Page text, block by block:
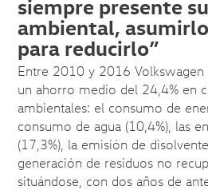
siempre presente
ambiental,
para reducirlo”
Entre 2010 y 2016 Volkswagen
un ahorro medio del 24,4% en
ambientales: el consumo de
consumo de agua (10,4%), las
(17,3%), la emisión de
generación de residuos no
situándose, con dos años de